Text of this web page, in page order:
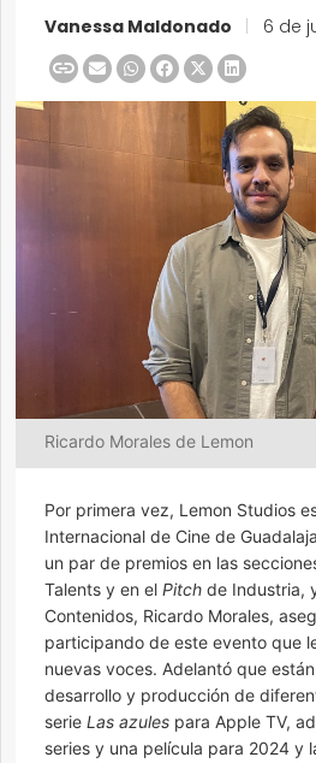
Vanessa Maldonado 6 de
Ricardo Morales de Lemon
Por primera vez, Lemon Studios
Internacional de Cine de
un par de premios en las
Talents y en el Pitch de Industria,
Contenidos, Ricardo Morales,
participando de este evento que
nuevas voces. Adelantó que
desarrollo y producción de
serie Las azules para Apple TV,
series y una película para 2024 y